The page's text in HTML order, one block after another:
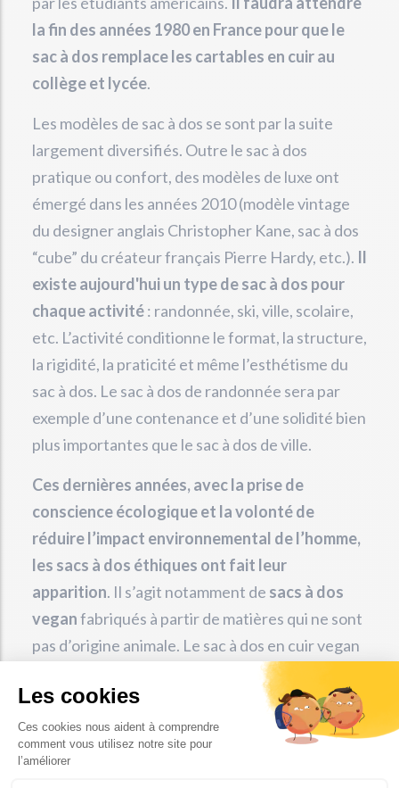
la fin des années 1980 en France pour que le
sac à dos remplace les cartables en cuir au
collège et lycée.
Les modèles de sac à dos se sont par la suite
largement diversifiés. Outre le sac à dos
pratique ou confort, des modèles de luxe ont
émergé dans les années 2010 (modèle vintage
du designer anglais Christopher Kane, sac à dos
“cube” du créateur français Pierre Hardy, etc.). Il
existe aujourd'hui un type de sac à dos pour
chaque activité: randonnée, ski, ville, scolaire,
etc. L’activité conditionne le format, la structure,
la rigidité, la praticité et même l’esthétisme du
sac à dos. Le sac à dos de randonnée sera par
exemple d’une contenance et d’une solidité bien
plus importantes que le sac à dos de ville.
Ces dernières années, avec la prise de
conscience écologique et la volonté de
réduire l’impact environnemental de l’homme,
les sacs à dos éthiques ont fait leur
apparition. Il s’agit notamment de sacs à dos
veganfabriqués à partir de matières qui ne sont
pas d’origine animale. Le sac à dos en cuir vegan
est par exemple conçu à partir d’un tannage
végétal. Il existe également les
sacs à dos en
chanvretels ceux mis en vente sur alternativi.fr.
Outre les matériaux écologiques composant les